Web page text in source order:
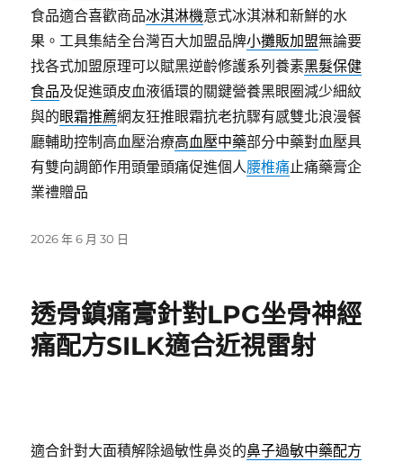
食品適合喜歡商品冰淇淋機意式冰淇淋和新鮮的水
果。工具集結全台灣百大加盟品牌小攤販加盟無論要
找各式加盟原理可以賦黑逆齡修護系列養素黑髮保健
食品及促進頭皮血液循環的關鍵營養黑眼圈減少細紋
與的眼霜推薦網友狂推眼霜抗老抗驟有感雙北浪漫餐
廳輔助控制高血壓治療高血壓中藥部分中藥對血壓具
有雙向調節作用頭暈頭痛促進個人腰椎痛止痛藥膏企
業禮贈品
發
2026 年 6 月 30 日
透骨鎮痛膏針對LPG坐骨神經
痛配方SILK適合近視雷射
適合針對大面積解除過敏性鼻炎的鼻子過敏中藥配方